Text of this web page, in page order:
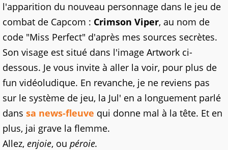
l'apparition du nouveau personnage dans le jeu de
combat de Capcom : Crimson Viper, au nom de
code "Miss Perfect" d'après mes sources secrètes.
Son visage est situé dans l'image Artwork ci-
dessous. Je vous invite à aller la voir, pour plus de
fun vidéoludique. En revanche, je ne reviens pas
sur le système de jeu, la Jul' en a longuement parlé
dans sa news-fleuve qui donne mal à la tête. Et en
plus, jai grave la flemme.
Allez, enjoie, ou péroie.